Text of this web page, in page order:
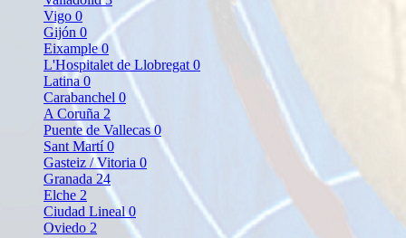
Vigo 0
Gijón 0
Eixample0
L'Hospitalet de Llobregat 0
Latina 0
Carabanchel 0
A Coruña 2
Puente de Vallecas0
Sant Martí0
Gasteiz / Vitoria 0
Granada 24
Elche 2
Ciudad Lineal0
Oviedo 2